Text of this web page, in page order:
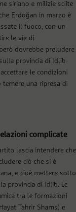
siriano e milizie sciite
Erdoğan in marzo è
il fuoco, con un
le vie di
dovrebbe preludere
provincia di Idlib
le condizioni
temere una ripresa di
complicate
lascia intendere che
ciò che si è
e cioè mettere sotto
provincia di Idlib. Le
tra le formazioni
Tahrir Shams) e